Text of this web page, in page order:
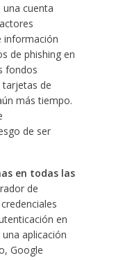
cuenta
información
de phishing en
fondos
tarjetas de
más tiempo.
de ser
en todas las
de
en
aplicación
Google